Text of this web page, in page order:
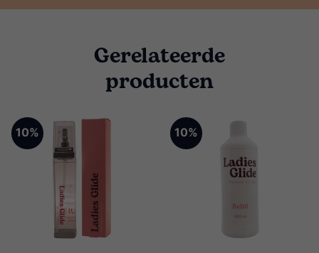
Gerelateerde
producten
10% 10%